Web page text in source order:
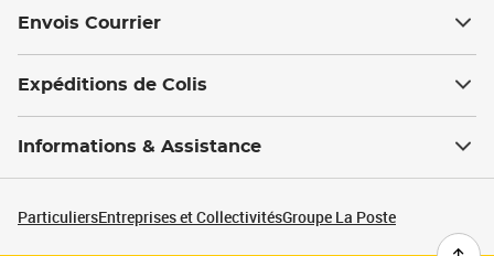
Envois Courrier
Expéditions de Colis
Informations & Assistance
ParticuliersEntreprises et CollectivitésGroupe La Poste